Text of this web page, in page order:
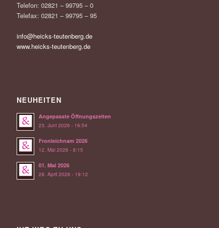
Telefon: 02821 – 99795 – 0
Telefax: 02821 – 99795 – 95
info@heicks-teutenberg.de
www.heicks-teutenberg.de
NEUHEITEN
Angepasste Öffnungszeiten
23. Juni 2026 - 16:54
Fronleichnam 2026
12. Mai 2026 - 8:15
01. Mai 2026
28. April 2026 - 19:12